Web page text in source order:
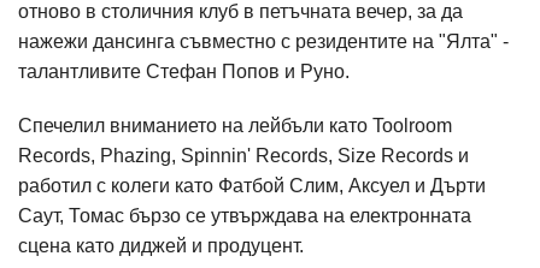
отново в столичния клуб в петъчната вечер, за да
нажежи дансинга съвместно с резидентите на "Ялта" -
талантливите Стефан Попов и Руно.
Спечелил вниманието на лейбъли като Toolroom
Records, Phazing, Spinnin' Records, Size Records и
работил с колеги като Фатбой Слим, Аксуел и Дърти
Саут, Томас бързо се утвърждава на електронната
сцена като диджей и продуцент.